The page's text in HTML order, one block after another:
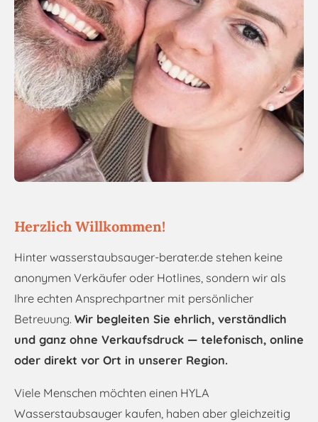
Herzlich Willkommen!
Hinter wasserstaubsauger-berater.de stehen keine
anonymen Verkäufer oder Hotlines, sondern wir als
Ihre echten Ansprechpartner mit persönlicher
Betreuung. Wir begleiten Sie ehrlich, verständlich
und ganz ohne Verkaufsdruck — telefonisch, online
oder direkt vor Ort in unserer Region.
Viele Menschen möchten einen HYLA
Wasserstaubsauger kaufen, haben aber gleichzeitig